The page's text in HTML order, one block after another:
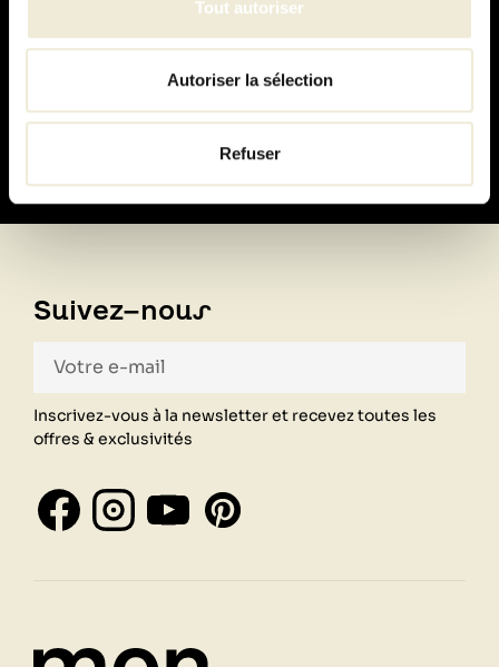
Tout autoriser
Autoriser la sélection
Refuser
Paiement
Suivez-nous
Inscrivez-vous à la newsletter et recevez toutes les
offres & exclusivités